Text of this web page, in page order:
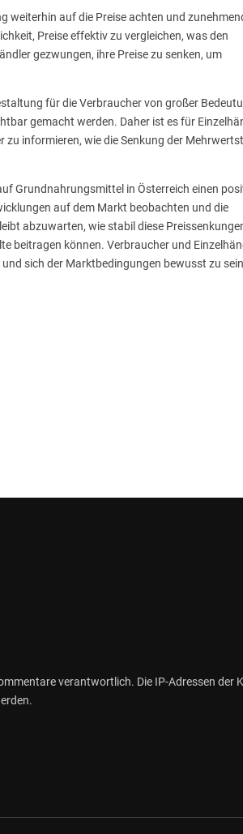
weiterhin auf die Preise achten und
Preise effektiv zu vergleichen, was den
gezwungen, ihre Preise zu senken, um
für die Verbraucher von großer
gemacht werden. Daher ist es für
informieren, wie die Senkung der
Grundnahrungsmittel in Österreich einen
auf dem Markt beobachten und die
abzuwarten, wie stabil diese
beitragen können. Verbraucher und
sich der Marktbedingungen bewusst zu
verantwortlich. Die IP-Adressen